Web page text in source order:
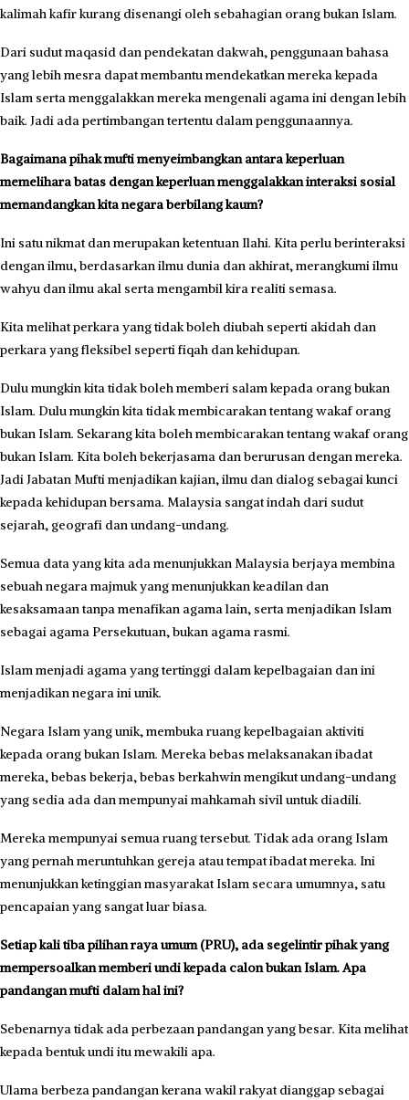
kalimah kafir kurang disenangi oleh sebahagian orang bukan Islam.
Dari sudut maqasid dan pendekatan dakwah, penggunaan bahasa
yang lebih mesra dapat membantu mendekatkan mereka kepada
Islam serta mengga­lakkan mereka mengenali agama ini dengan lebih
baik. Jadi ada pertimbangan tertentu dalam penggunaannya.
Bagaimana pihak mufti menyeimbangkan antara keperluan
memelihara batas dengan keperluan menggalakkan interaksi sosial
memandangkan kita negara berbilang kaum?
Ini satu nikmat dan merupakan ketentuan Ilahi. Kita perlu berinteraksi
dengan ilmu, berdasarkan ilmu dunia dan akhirat, merangkumi ilmu
wahyu dan ilmu akal serta mengambil kira realiti semasa.
Kita melihat perkara yang tidak boleh diubah seperti akidah dan
perkara yang fleksibel seperti fiqah dan kehidupan.
Dulu mungkin kita tidak boleh memberi salam kepada orang bukan
Islam. Dulu mungkin kita tidak membicarakan tentang wakaf orang
bukan Islam. Sekarang kita boleh membicarakan tentang wakaf orang
bukan Islam. Kita boleh bekerjasama dan berurusan dengan mereka.
Jadi Jabatan Mufti menjadikan kajian, ilmu dan dialog sebagai kunci
kepada kehidupan bersama. Malaysia sangat indah dari sudut
sejarah, geografi dan undang-undang.
Semua data yang kita ada menunjukkan Malaysia berjaya membina
sebuah negara majmuk yang menunjukkan keadilan dan
kesaksamaan tanpa menafikan agama lain, serta menjadikan Islam
sebagai agama Persekutuan, bukan agama rasmi.
Islam menjadi agama yang tertinggi dalam kepelbagaian dan ini
menjadikan negara ini unik.
Negara Islam yang unik, membuka ruang kepelbagaian aktiviti
kepada orang bukan Islam. Mereka bebas melaksanakan ibadat
mereka, bebas bekerja, bebas berkahwin mengikut undang-undang
yang sedia ada dan mempunyai mahkamah sivil untuk diadili.
Mereka mempunyai semua ruang tersebut. Tidak ada orang Islam
yang pernah meruntuhkan gereja atau tempat ibadat mereka. Ini
menunjukkan ke­tinggian masyarakat Islam secara umumnya, satu
pencapaian yang sangat luar biasa.
Setiap kali tiba pilihan raya umum (PRU), ada segelintir pihak yang
mempersoalkan memberi undi kepada calon bukan Islam. Apa
pandangan mufti dalam hal ini?
Sebenarnya tidak ada perbezaan pandangan yang besar. Kita melihat
kepada bentuk undi itu mewakili apa.
Ulama berbeza pandangan kerana wakil rakyat dianggap sebagai